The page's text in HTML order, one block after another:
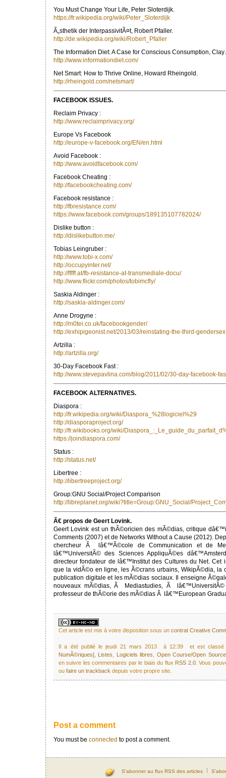
You Must Change Your Life, Peter Sloterdijk.
https://fr.wikipedia.org/wiki/Peter_Sloterdijk
Ã„sthetik der InterpassivitÃ¤t, Robert Pfaller.
http://de.wikipedia.org/wiki/Robert_Pfaller
The Information Diet: A Case for Conscious Consumption, Clay
http://www.informationdiet.com/
Net Smart: How to Thrive Online, Howard Rheingold.
http://rheingold.com/netsmart/
FACEBOOK ISSUES.
Reclaim Privacy :
http://www.reclaimprivacy.org/
Europe Vs Facebook
http://europe-v-facebook.org/EN/en.html
Avoid Facebook :
http://www.avoidfacebook.com/
Facebook Cheating :
http://facebookcheating.com/
Facebook resistance :
http://fbresistance.com/
https://www.facebook.com/groups/189135107782024/
Dislike button :
http://dislikebutton.me/
Tobias Leingruber :
http://www.tobi-x.com/
http://occupyinter.net/
http://fffff.at/fb-resistance-at-transmediale-docu/
http://www.flickr.com/photos/tobimcfly/
Saskia Aldinger :
http://saskia-aldinger.com/
Anne Drogyne :
http://m0tei.co.uk/facebookgender/
http://exhipigeonist.net/2013/03/reinstating-the-third-
Artzilla :
http://artzilla.org/
30-Day Facebook Fast :
http://www.stevepavlina.com/blog/2011/02/30-day-facebook-
FACEBOOK ALTERNATIVES.
Diaspora :
http://fr.wikipedia.org/wiki/Diaspora_%28logiciel%29
http://diasporaproject.org/
http://fr.wikibooks.org/wiki/
https://joindiaspora.com/
Status :
http://status.net/
Libertree :
http://libertreeproject.org/
Group:GNU Social/Project Comparison
http://libreplanet.org/wiki?title=Group:GNU_Social/
Ã€ propos de Geert Lovink.
Geert Lovink est un thÃ©oricien des mÃ©dias, critique
Comments (2007) et de Networks Without a Cause (2012).
chercheur Ã lâ€™Ã©cole de Communication et de
lâ€™UniversitÃ© des Sciences AppliquÃ©es
directeur fondateur de lâ€™Institut des Cultures du Net. Cet
que la vidÃ©o en ligne, les Ã©crans urbains, WikipÃ©dia, la
publication digitale et les mÃ©dias sociaux. Il enseigne
nouveaux mÃ©dias, Ã Mediastudies, Ã lâ€™UniversitÃ©
professeur de thÃ©orie des mÃ©dias Ã lâ€™European
Cet article est mis à votre disposition sous un contrat Creative
Il a été publié le jeudi 21 mars 2013 à 12:39 et est
NumÃ©riques]
Listes Logiciels libres Open Course/Open Source
en suivre les commentaires par le biais du flux RSS 2.0. Vous
ou faire un trackback depuis votre propre site.
Post a comment
You must be connected to post a comment.
S'abonner au flux RSS des articles